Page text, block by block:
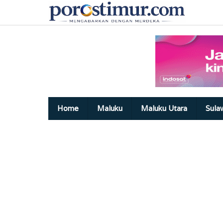
konten
Home Maluku Maluku Utara